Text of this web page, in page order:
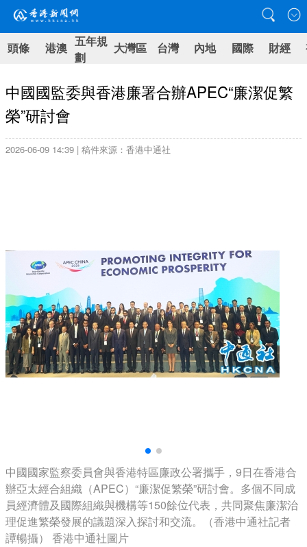
頭條 港澳 五年規
劃
大灣區 台灣 內地 國際 財經
中國國監委與香港廉署合辦APEC“廉潔促繁
榮”研討會
2026-06-09 14:39 | 稿件來源：香港中通社
中國國家監察委員會與香港特區廉政公署攜手，9日在香港合
辦亞太經合組織（APEC）“廉潔促繁榮”研討會。多個不同成
員經濟體及國際組織與機構等150餘位代表，共同聚焦廉潔治
理促進繁榮發展的議題深入探討和交流。（香港中通社記者
譚暢攝） 香港中通社圖片